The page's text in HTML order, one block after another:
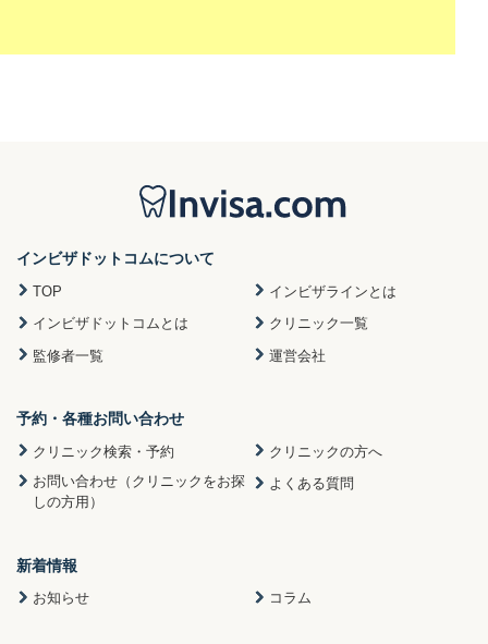
インビザドットコムについて
TOP
インビザラインとは
インビザドットコムとは
クリニック一覧
監修者一覧
運営会社
予約・各種お問い合わせ
クリニック検索・予約
クリニックの方へ
お問い合わせ（クリニックをお探
しの方用）
よくある質問
新着情報
お知らせ コラム